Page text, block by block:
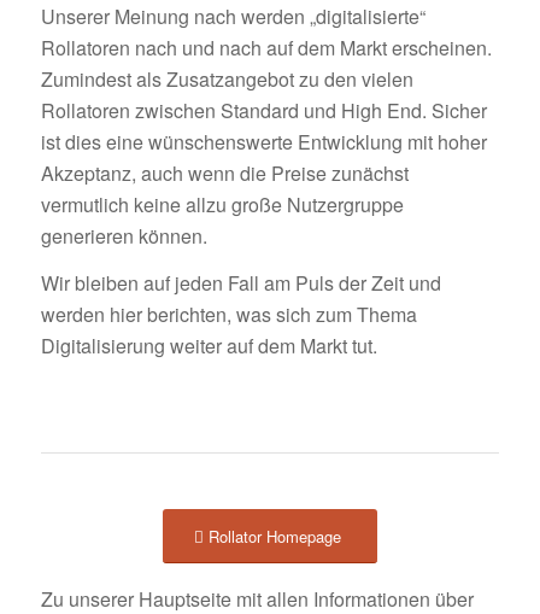
Unserer Meinung nach werden „digitalisierte“
Rollatoren nach und nach auf dem Markt erscheinen.
Zumindest als Zusatzangebot zu den vielen
Rollatoren zwischen Standard und High End. Sicher
ist dies eine wünschenswerte Entwicklung mit hoher
Akzeptanz, auch wenn die Preise zunächst
vermutlich keine allzu große Nutzergruppe
generieren können.
Wir bleiben auf jeden Fall am Puls der Zeit und
werden hier berichten, was sich zum Thema
Digitalisierung weiter auf dem Markt tut.
Rollator Homepage
Zu unserer Hauptseite mit allen Informationen über